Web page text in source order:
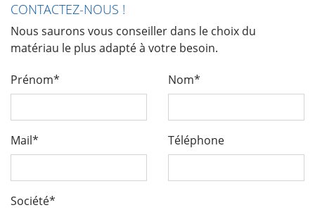
CONTACTEZ-NOUS !
Nous saurons vous conseiller dans le choix du
matériau le plus adapté à votre besoin.
Prénom* Nom*
Mail* Téléphone
Société*